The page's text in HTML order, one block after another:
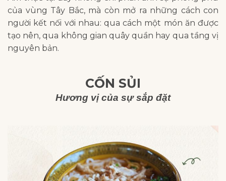
của vùng Tây Bắc, mà còn mở ra những cách con
người kết nối với nhau: qua cách một món ăn được
tạo nên, qua không gian quây quần hay qua tầng vị
nguyên bản.
CỐN SỦI
Hương vị của sự sắp đặt